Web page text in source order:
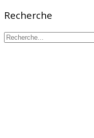
Recherche